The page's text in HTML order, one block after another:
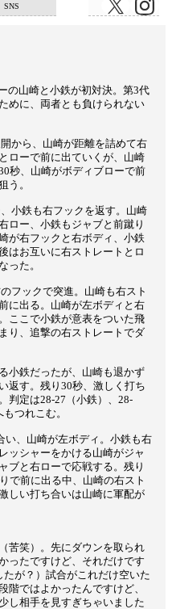
SNS
の山崎と小鉄が初対決。第3代
めに、両者とも負けられない
から、山崎が距離を詰めて右
ローで前に出ていくが、山崎
秒、山崎がボディブローで前
う。
小鉄も右フックを返す。山崎
ロー、小鉄もジャブと前蹴り
が右フックと右ボディ、小鉄
はお互いに右ストレートとロ
った。
フックで突進。山崎も右スト
に出る。山崎が左ボディと右
ここで小鉄が意表をついた飛
り、追撃の右ストレートでダ
小鉄だったが、山崎も退かず
返す。残り30秒、激しく打ち
判定は28‐27（小鉄）、28‐
つれこむ。
、山崎が左ボディ。小鉄も右
ッシャーをかける山崎がジャ
ブと右ローで応戦する。残り
で前に出る中、山崎の右スト
しい打ち合いは山崎に軍配が
苦笑）。先にダウンを取られ
ったですけど、それだけです
が？）試合がこれだけ空いた
階ではよかったんですけど、
し相手を見すぎちゃいました